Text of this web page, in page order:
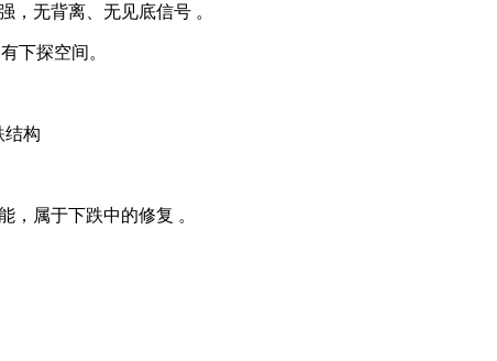
，无背离、无见底信号 。
下探空间。
结构
，属于下跌中的修复 。